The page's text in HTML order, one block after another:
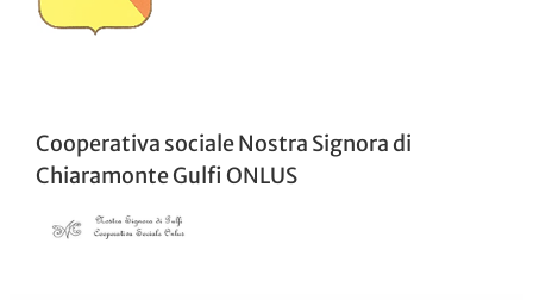
Cooperativa sociale Nostra Signora di
Chiaramonte Gulfi ONLUS